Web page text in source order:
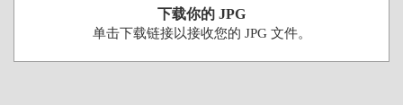
下载你的 JPG
单击下载链接以接收您的 JPG 文件。